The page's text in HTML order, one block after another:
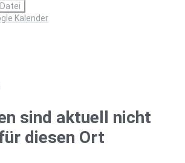
Kalender
sind aktuell nicht
diesen Ort